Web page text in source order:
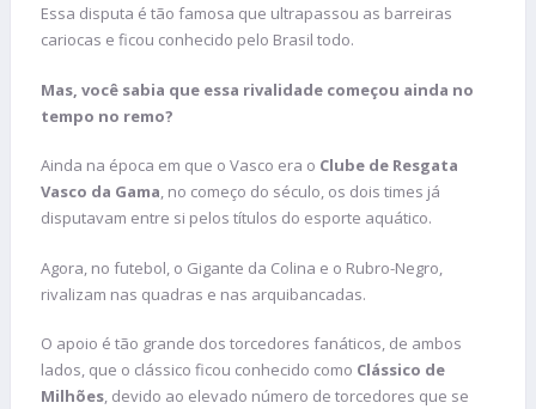
Essa disputa é tão famosa que ultrapassou as barreiras
cariocas e ficou conhecido pelo Brasil todo.
Mas, você sabia que essa rivalidade começou ainda no
tempo no remo?
Ainda na época em que o Vasco era o Clube de Resgata
Vasco da Gama, no começo do século, os dois times já
disputavam entre si pelos títulos do esporte aquático.
Agora, no futebol, o Gigante da Colina e o Rubro-Negro,
rivalizam nas quadras e nas arquibancadas.
O apoio é tão grande dos torcedores fanáticos, de ambos
lados, que o clássico ficou conhecido como Clássico de
Milhões, devido ao elevado número de torcedores que se